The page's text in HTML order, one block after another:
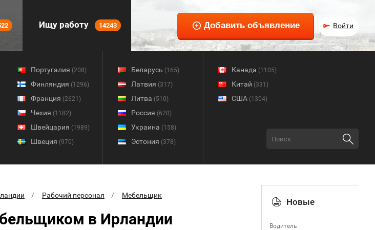
Ищу работу 14243 Войти
Португалия (208)
Финляндия (1296)
Франция (2621)
Чехия (1182)
Швейцария (1989)
Швеция (970)
Беларусь (165)
Латвия (317)
Литва (510)
Россия (620)
Украина (158)
Эстония (378)
Канада (1105)
Китай (331)
США (1304)
Рабочий персонал Мебельщик
в Ирландии
Новые
Водитель